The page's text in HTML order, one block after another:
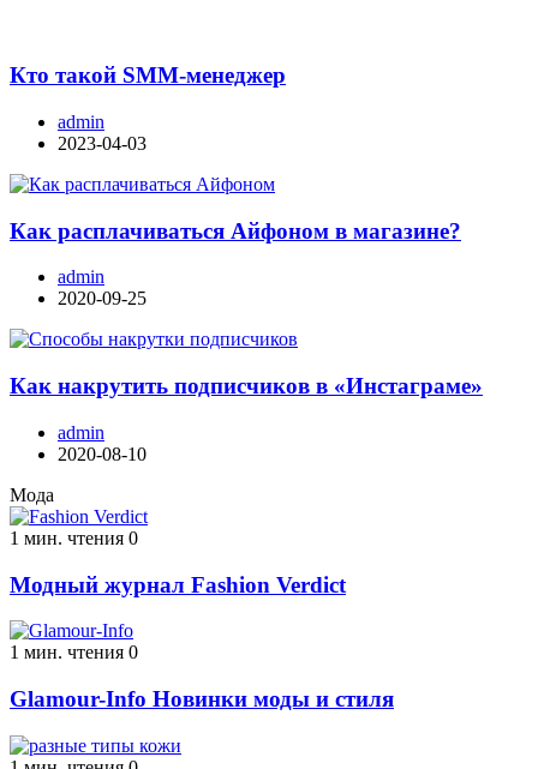
Кто такой SMM-менеджер
admin
2023-04-03
Как расплачиваться Айфоном в магазине?
admin
2020-09-25
Как накрутить подписчиков в «Инстаграме»
admin
2020-08-10
Мода
1 мин. чтения 0
Модный журнал Fashion Verdict
1 мин. чтения 0
Glamour-Info Новинки моды и стиля